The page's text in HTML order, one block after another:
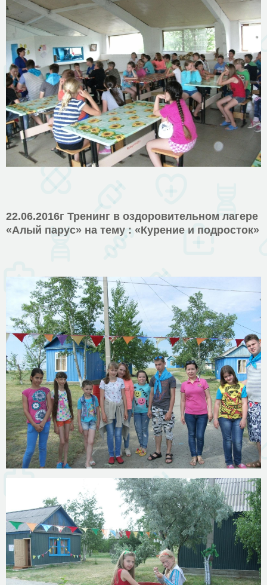
22.06.2016г Тренинг в оздоровительном лагере
«Алый парус» на тему : «Курение и подросток»